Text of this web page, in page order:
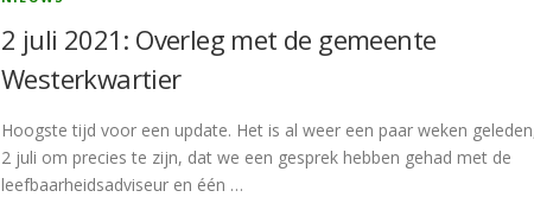
2 juli 2021: Overleg met de gemeente
Westerkwartier
Hoogste tijd voor een update. Het is al weer een paar weken
2 juli om precies te zijn, dat we een gesprek hebben gehad met de
leefbaarheidsadviseur en één …